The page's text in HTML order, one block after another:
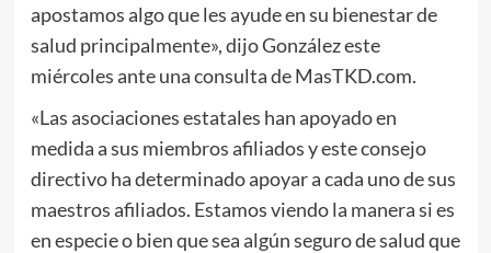
apostamos algo que les ayude en su bienestar de
salud principalmente», dijo González este
miércoles ante una consulta de MasTKD.com.
«Las asociaciones estatales han apoyado en
medida a sus miembros afiliados y este consejo
directivo ha determinado apoyar a cada uno de sus
maestros afiliados. Estamos viendo la manera si es
en especie o bien que sea algún seguro de salud que